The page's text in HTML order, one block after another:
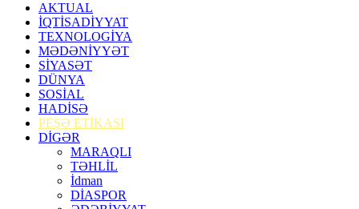
AKTUAL
İQTİSADİYYAT
TEXNOLOGİYA
MƏDƏNİYYƏT
SİYASƏT
DÜNYA
SOSİAL
HADİSƏ
PEŞƏ ETİKASI
DİGƏR
MARAQLI
TƏHLİL
İdman
DİASPOR